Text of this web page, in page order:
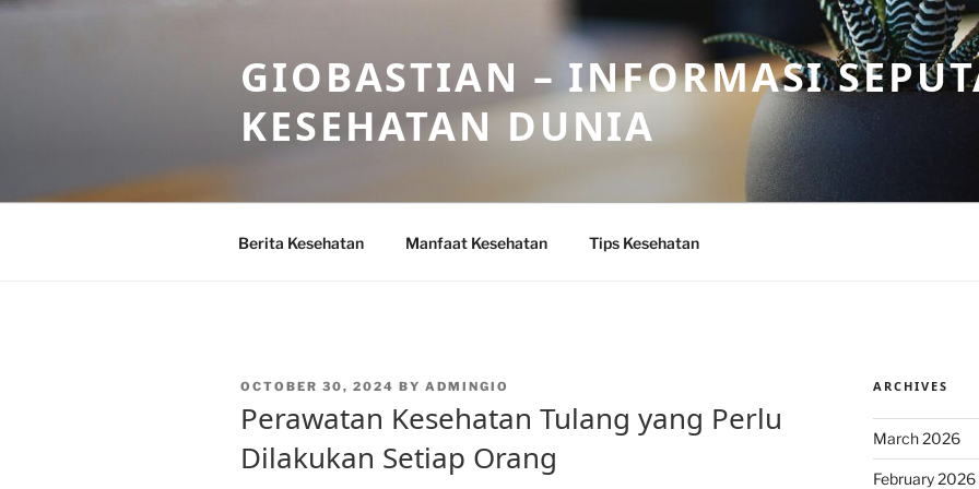
Skip
GIOBASTIAN – INFORMASI
KESEHATAN DUNIA
Berita Kesehatan Manfaat Kesehatan Tips Kesehatan
POSTED
OCTOBER 30, 2024 BY ADMINGIO
Perawatan Kesehatan Tulang yang Perlu
Dilakukan Setiap Orang
ARCHIVES
March 2026
February 2026